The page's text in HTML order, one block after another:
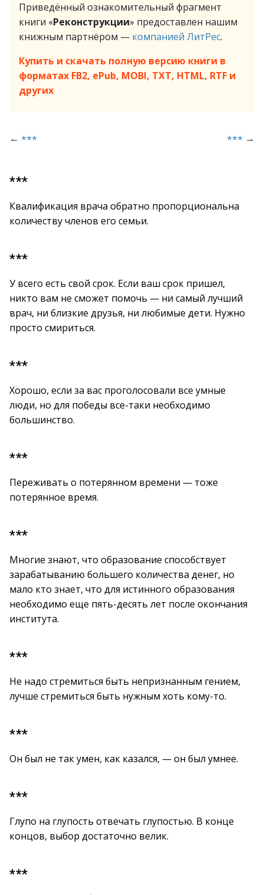
Приведённый ознакомительный фрагмент
книги «Реконструкции» предоставлен нашим
книжным партнёром — компанией ЛитРес.
Купить и скачать полную версию книги в
форматах FB2, ePub, MOBI, TXT, HTML, RTF и
других
← *** *** →
***
Квалификация врача обратно пропорциональна
количеству членов его семьи.
***
У всего есть свой срок. Если ваш срок пришел,
никто вам не сможет помочь — ни самый лучший
врач, ни близкие друзья, ни любимые дети. Нужно
просто смириться.
***
Хорошо, если за вас проголосовали все умные
люди, но для победы все-таки необходимо
большинство.
***
Переживать о потерянном времени — тоже
потерянное время.
***
Многие знают, что образование способствует
зарабатыванию большего количества денег, но
мало кто знает, что для истинного образования
необходимо еще пять-десять лет после окончания
института.
***
Не надо стремиться быть непризнанным гением,
лучше стремиться быть нужным хоть кому-то.
***
Он был не так умен, как казался, — он был умнее.
***
Глупо на глупость отвечать глупостью. В конце
концов, выбор достаточно велик.
***